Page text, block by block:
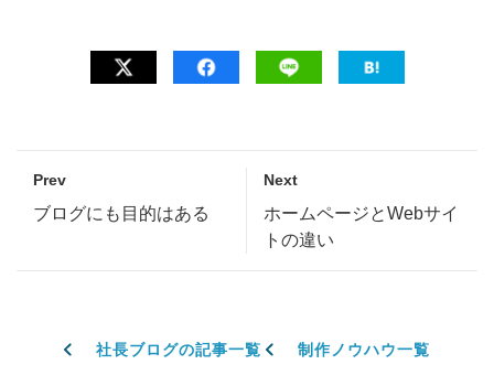
Prev
ブログにも目的はある
Next
ホームページとWebサイ
トの違い
社長ブログの記事一覧 制作ノウハウ一覧